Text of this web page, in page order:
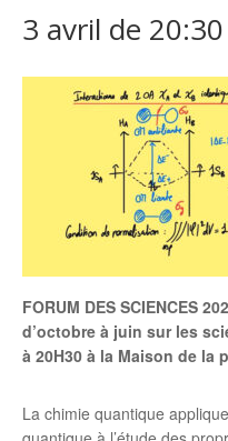
3 avril de 20:30
FORUM DES SCIENCES
d’octobre à juin sur les
à 20H30 à la Maison de la
La chimie quantique